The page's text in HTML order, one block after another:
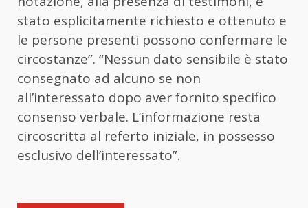
stato esplicitamente richiesto e ottenuto e
le persone presenti possono confermare le
circostanze”. “Nessun dato sensibile è stato
consegnato ad alcuno se non
all’interessato dopo aver fornito specifico
consenso verbale. L’informazione resta
circoscritta al referto iniziale, in possesso
esclusivo dell’interessato”.